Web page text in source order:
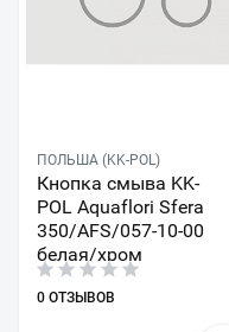
ПОЛЬША (KK-POL)
Кнопка смыва KK-
POL Aquaflori Sfera
350/AFS/057-10-00
белая/хром
0 ОТЗЫВОВ